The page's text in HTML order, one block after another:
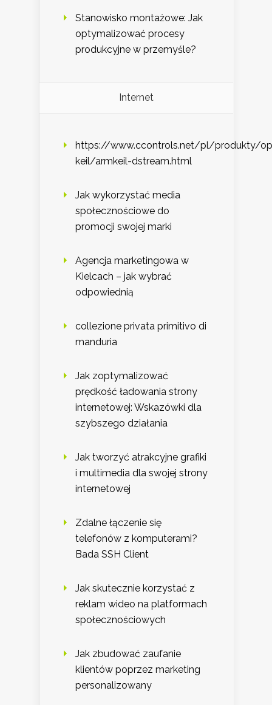
Stanowisko montażowe: Jak
optymalizować procesy
produkcyjne w przemyśle?
Internet
https://www.ccontrols.net/pl/produkty/
keil/armkeil-dstream.html
Jak wykorzystać media
społecznościowe do
promocji swojej marki
Agencja marketingowa w
Kielcach – jak wybrać
odpowiednią
collezione privata primitivo di
manduria
Jak zoptymalizować
prędkość ładowania strony
internetowej: Wskazówki dla
szybszego działania
Jak tworzyć atrakcyjne grafiki
i multimedia dla swojej strony
internetowej
Zdalne łączenie się
telefonów z komputerami?
Bada SSH Client
Jak skutecznie korzystać z
reklam wideo na platformach
społecznościowych
Jak zbudować zaufanie
klientów poprzez marketing
personalizowany